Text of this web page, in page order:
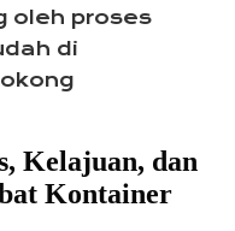
oleh proses
di
Kelajuan, dan
Kontainer